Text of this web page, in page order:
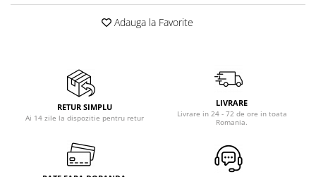
Blendere
Cântare de bucătărie
Grătare electrice
Masini de gheata
Masini de tocat
Adauga la Favorite
RETUR SIMPLU
Ai 14 zile la dispozitie pentru retur
LIVRARE
Livrare in 24 - 72 de ore in toata
Romania.